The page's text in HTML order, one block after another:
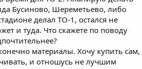
Бусиново, Шереметьево, либо
делал ТО-1, остался не
и туда. Что скажете по поводу
материалы. Хочу купить сам,
и отношусь не лучшим